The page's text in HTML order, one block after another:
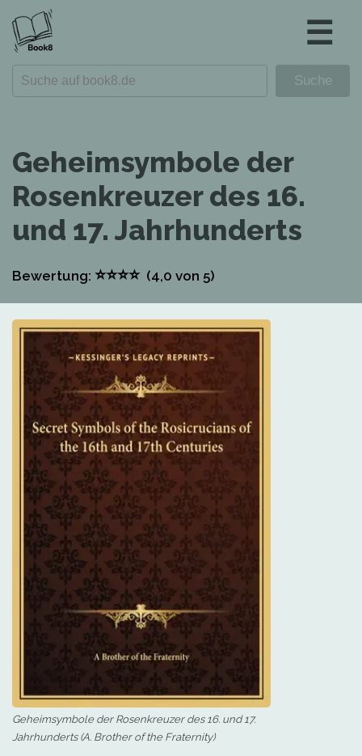
☰
Geheimsymbole der
Rosenkreuzer des 16.
und 17. Jahrhunderts
Bewertung: ⭐⭐⭐⭐(4,0 von 5)
Geheimsymbole der Rosenkreuzer des 16. und 17.
Jahrhunderts (A. Brother of the Fraternity)